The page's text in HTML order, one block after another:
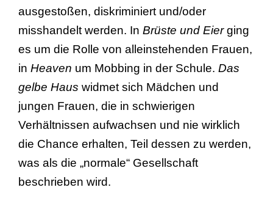
ausgestoßen, diskriminiert und/oder
misshandelt werden. In Brüste und Eierging
es um die Rolle von alleinstehenden Frauen,
in Heaven um Mobbing in der Schule. Das
gelbe Haus widmet sich Mädchen und
jungen Frauen, die in schwierigen
Verhältnissen aufwachsen und nie wirklich
die Chance erhalten, Teil dessen zu werden,
was als die „normale“ Gesellschaft
beschrieben wird.